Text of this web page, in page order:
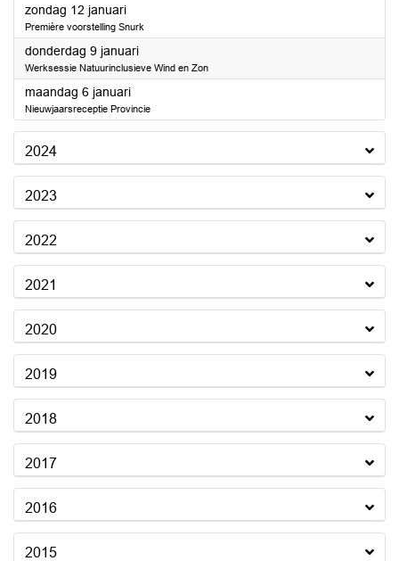
zondag 12 januari2025
Première voorstelling Snurk
donderdag 9 januari2025
Werksessie Natuurinclusieve Wind en Zon
maandag 6 januari2025
Nieuwjaarsreceptie Provincie
2024
2023
2022
2021
2020
2019
2018
2017
2016
2015